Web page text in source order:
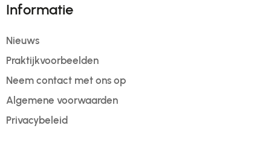
Informatie
Nieuws
Praktijkvoorbeelden
Neem contact met ons op
Algemene voorwaarden
Privacybeleid